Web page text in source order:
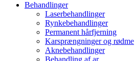
Behandlinger
Laserbehandlinger
Rynkebehandlinger
Permanent hårfjerning
Karsprængninger og rødme
Aknebehandlinger
Behandling af ar